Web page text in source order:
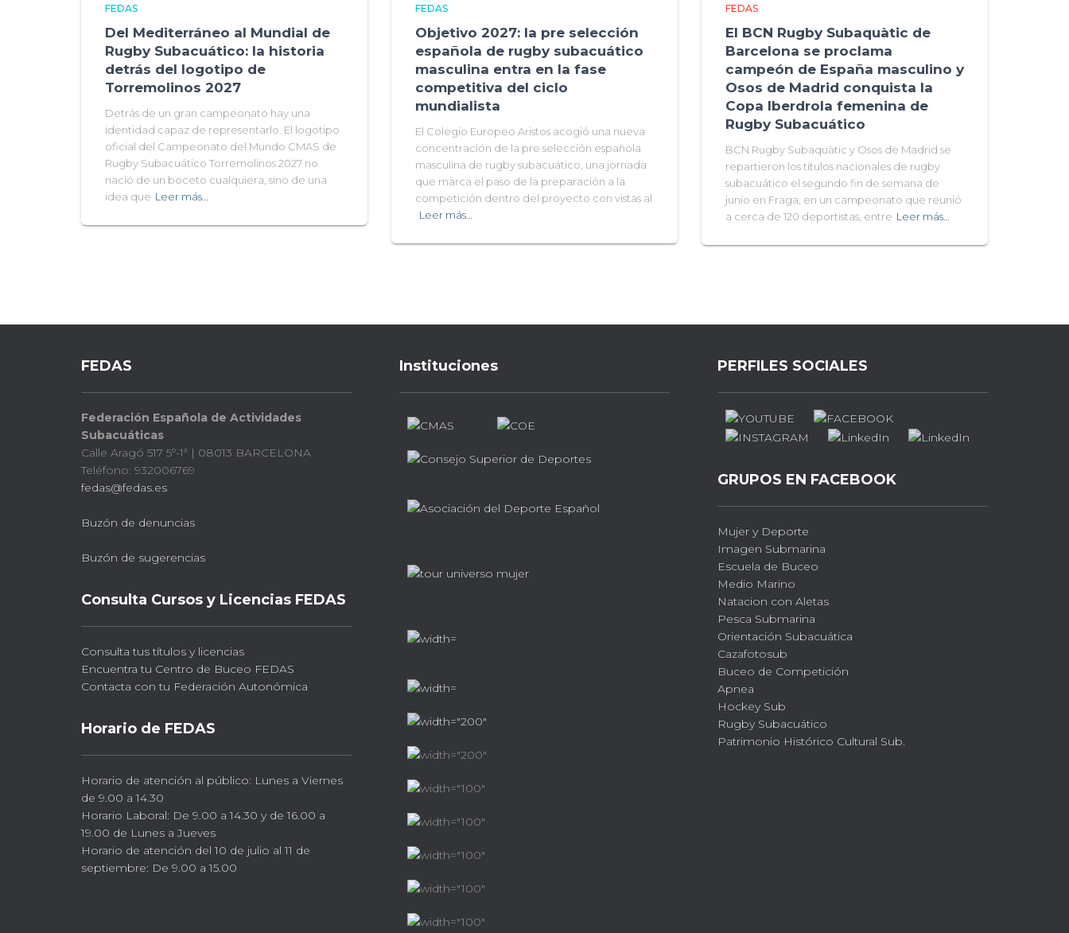
FEDAS
Del Mediterráneo al Mundial de
Rugby Subacuático: la historia
detrás del logotipo de
Torremolinos 2027
Detrás de un gran campeonato hay una
identidad capaz de representarlo. El logotipo
oficial del Campeonato del Mundo CMAS de
Rugby Subacuático Torremolinos 2027 no
nació de un boceto cualquiera, sino de una
idea que Leer más…
FEDAS
Objetivo 2027: la pre selección
española de rugby subacuático
masculina entra en la fase
competitiva del ciclo
mundialista
El Colegio Europeo Aristos acogió una nueva
concentración de la pre selección española
masculina de rugby subacuático, una jornada
que marca el paso de la preparación a la
competición dentro del proyecto con vistas al
Leer más…
FEDAS
El BCN Rugby Subaquàtic de
Barcelona se proclama
campeón de España masculino y
Osos de Madrid conquista la
Copa Iberdrola femenina de
Rugby Subacuático
BCN Rugby Subaquàtic y Osos de Madrid se
repartieron los títulos nacionales de rugby
subacuático el segundo fin de semana de
junio en Fraga, en un campeonato que reunió
a cerca de 120 deportistas, entre Leer más…
FEDAS
Federación Española de Actividades
Subacuáticas
Calle Aragó 517 5º-1ª | 08013 BARCELONA
Teléfono: 932006769
fedas@fedas.es
Buzón de denuncias
Buzón de sugerencias
Consulta Cursos y Licencias FEDAS
Consulta tus títulos y licencias
Encuentra tu Centro de Buceo FEDAS
Contacta con tu Federación Autonómica
Horario de FEDAS
Horario de atención al público: Lunes a Viernes
de 9.00 a 14.30
Horario Laboral: De 9.00 a 14.30 y de 16.00 a
19.00 de Lunes a Jueves
Horario de atención del 10 de julio al 11 de
septiembre: De 9.00 a 15.00
Instituciones PERFILES SOCIALES
GRUPOS EN FACEBOOK
Mujer y Deporte
Imagen Submarina
Escuela de Buceo
Medio Marino
Natacion con Aletas
Pesca Submarina
Orientación Subacuática
Cazafotosub
Buceo de Competición
Apnea
Hockey Sub
Rugby Subacuático
Patrimonio Histórico Cultural Sub.